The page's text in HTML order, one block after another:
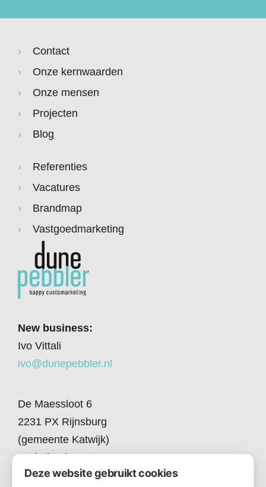
Contact
Onze kernwaarden
Onze mensen
Projecten
Blog
Referenties
Vacatures
Brandmap
Vastgoedmarketing
New business:
Ivo Vittali
ivo@dunepebbler.nl
De Maessloot 6
2231 PX Rijnsburg
(gemeente Katwijk)
Nederland
+31 71 - 40 719 61
Deze website gebruikt cookies